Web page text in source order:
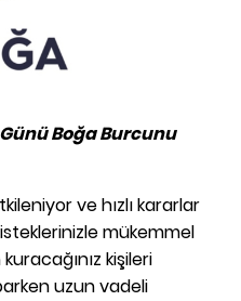
Boğa Burcunu
ve hızlı kararlar
mükemmel
kişileri
uzun vadeli